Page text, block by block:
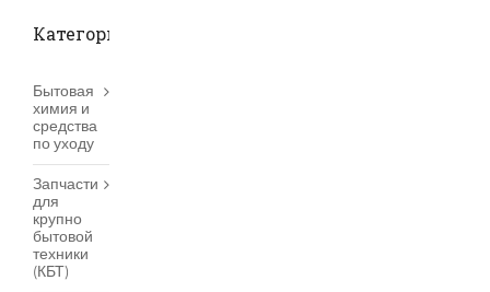
Категории товаров
Бытовая
химия и
средства
по уходу
Запчасти
для
крупно
бытовой
техники
(КБТ)